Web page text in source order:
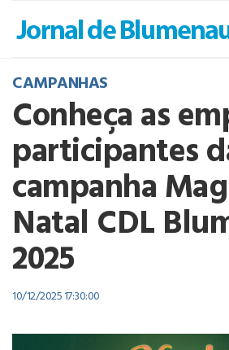
CAMPANHAS
Conheça as
participantes
campanha
Natal CDL
2025
10/12/2025 17:30:00